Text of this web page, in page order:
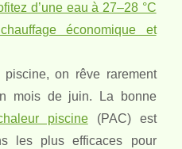
d’une eau à 27–28 °C
économique et
on rêve rarement
mois de juin. La bonne
piscine(PAC) est
les plus efficaces pour